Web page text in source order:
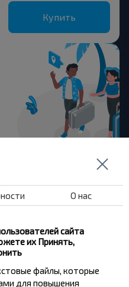
Купить
акции, скидки и
INFOBUS.
и
О нас
сайта
их Принять,
файлы, которые
для повышения